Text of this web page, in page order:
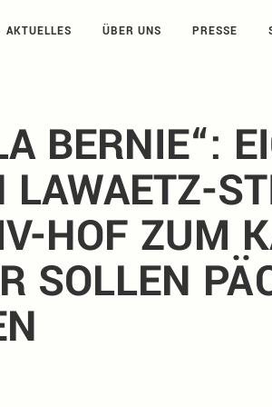
AKTUELLES ÜBER UNS PRESSE
BERNIE“:
LAWAETZ-
HOF ZUM
SOLLEN